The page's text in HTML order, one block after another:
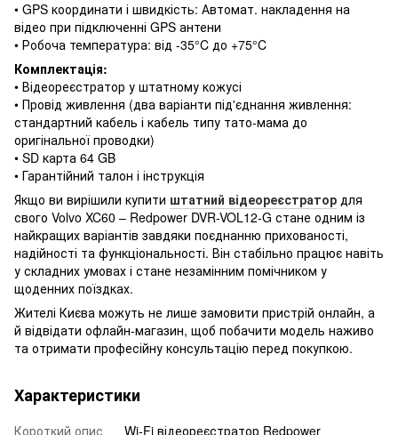
• GPS координати і швидкість: Автомат. накладення на
відео при підключенні GPS антени
• Робоча температура: від -35°C до +75°C
Комплектація:
• Відеореєстратор у штатному кожусі
• Провід живлення (два варіанти під'єднання живлення:
стандартний кабель і кабель типу тато-мама до
оригінальної проводки)
• SD карта 64 GB
• Гарантійний талон і інструкція
Якщо ви вирішили купити штатний відеореєстратор для
свого Volvo XC60 – Redpower DVR-VOL12-G стане одним із
найкращих варіантів завдяки поєднанню прихованості,
надійності та функціональності. Він стабільно працює навіть
у складних умовах і стане незамінним помічником у
щоденних поїздках.
Жителі Києва можуть не лише замовити пристрій онлайн, а
й відвідати офлайн-магазин, щоб побачити модель наживо
та отримати професійну консультацію перед покупкою.
Характеристики
Короткий опис
Wi-Fi відеореєстратор Redpower